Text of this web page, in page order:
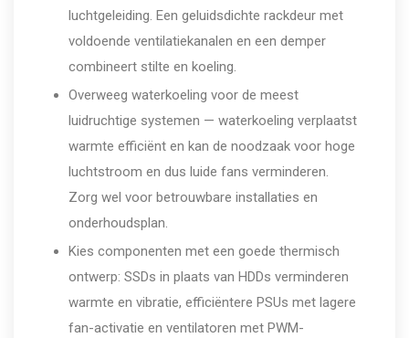
luchtgeleiding. Een geluidsdichte rackdeur met
voldoende ventilatiekanalen en een demper
combineert stilte en koeling.
Overweeg waterkoeling voor de meest
luidruchtige systemen — waterkoeling verplaatst
warmte efficiënt en kan de noodzaak voor hoge
luchtstroom en dus luide fans verminderen.
Zorg wel voor betrouwbare installaties en
onderhoudsplan.
Kies componenten met een goede thermisch
ontwerp: SSDs in plaats van HDDs verminderen
warmte en vibratie, efficiëntere PSUs met lagere
fan-activatie en ventilatoren met PWM-